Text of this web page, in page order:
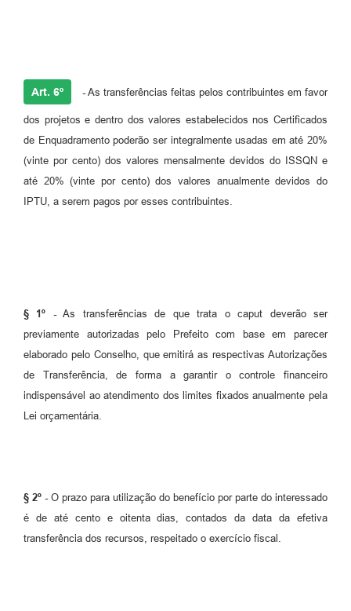
Art. 6º -As transferências feitas pelos contribuintes em favor
dos projetos e dentro dos valores estabelecidos nos Certificados
de Enquadramento poderão ser integralmente usadas em até 20%
(vinte por cento) dos valores mensalmente devidos do ISSQN e
até 20% (vinte por cento) dos valores anualmente devidos do
IPTU, a serem pagos por esses contribuintes.
§ 1º -As transferências de que trata o caput deverão ser
previamente autorizadas pelo Prefeito com base em parecer
elaborado pelo Conselho, que emitirá as respectivas Autorizações
de Transferência, de forma a garantir o controle financeiro
indispensável ao atendimento dos limites fixados anualmente pela
Lei orçamentária.
§ 2º -O prazo para utilização do benefício por parte do interessado
é de até cento e oitenta dias, contados da data da efetiva
transferência dos recursos, respeitado o exercício fiscal.